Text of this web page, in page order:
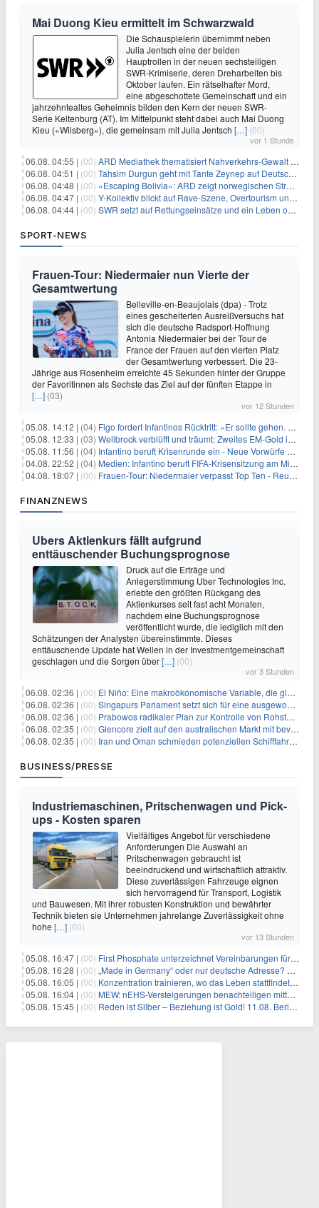
Mai Duong Kieu ermittelt im Schwarzwald
Die Schauspielerin übernimmt neben
Julia Jentsch eine der beiden
Hauptrollen in der neuen sechsteiligen
SWR-Krimiserie, deren Dreharbeiten bis
Oktober laufen. Ein rätselhafter Mord,
eine abgeschottete Gemeinschaft und ein
jahrzehntealtes Geheimnis bilden den Kern der neuen SWR-
Serie Keltenburg (AT). Im Mittelpunkt steht dabei auch Mai Duong
Kieu («Wilsberg»), die gemeinsam mit Julia Jentsch […] (00)
vor 1 Stunde
06.08. 04:55 | (00) ARD Mediathek thematisiert Nahverkehrs-Gewalt und Soldatinnen
06.08. 04:51 | (00) Tahsim Durgun geht mit Tante Zeynep auf Deutschlandreise
06.08. 04:48 | (00) «Escaping Bolivia»: ARD zeigt norwegischen Streaminghit
06.08. 04:47 | (00) Y-Kollektiv blickt auf Rave-Szene, Overtourism und Pokémon-Kult
06.08. 04:44 | (00) SWR setzt auf Rettungseinsätze und ein Leben ohne Smartphone
SPORT-NEWS
Frauen-Tour: Niedermaier nun Vierte der
Gesamtwertung
Belleville-en-Beaujolais (dpa) - Trotz
eines gescheiterten Ausreißversuchs hat
sich die deutsche Radsport-Hoffnung
Antonia Niedermaier bei der Tour de
France der Frauen auf den vierten Platz
der Gesamtwertung verbessert. Die 23-
Jährige aus Rosenheim erreichte 45 Sekunden hinter der Gruppe
der Favoritinnen als Sechste das Ziel auf der fünften Etappe in
[…] (03)
vor 12 Stunden
05.08. 14:12 | (04) Figo fordert Infantinos Rücktritt: «Er sollte gehen. Jetzt»
05.08. 12:33 | (03) Wellbrock verblüfft und träumt: Zweites EM-Gold in Paris
05.08. 11:56 | (04) Infantino beruft Krisenrunde ein - Neue Vorwürfe gegen FIFA
04.08. 22:52 | (04) Medien: Infantino beruft FIFA-Krisensitzung am Mittwoch ein
04.08. 18:07 | (00) Frauen-Tour: Niedermaier verpasst Top Ten - Reusser siegt
FINANZNEWS
Ubers Aktienkurs fällt aufgrund
enttäuschender Buchungsprognose
Druck auf die Erträge und
Anlegerstimmung Uber Technologies Inc.
erlebte den größten Rückgang des
Aktienkurses seit fast acht Monaten,
nachdem eine Buchungsprognose
veröffentlicht wurde, die lediglich mit den
Schätzungen der Analysten übereinstimmte. Dieses
enttäuschende Update hat Wellen in der Investmentgemeinschaft
geschlagen und die Sorgen über[…] (00)
vor 3 Stunden
06.08. 02:36 | (00) El Niño: Eine makroökonomische Variable, die globale Wirtschaftslandschaften umgestaltet
06.08. 02:36 | (00) Singapurs Parlament setzt sich für eine ausgewogene wirtschaftliche Zukunft ein
06.08. 02:36 | (00) Prabowos radikaler Plan zur Kontrolle von Rohstoffexporten steht vor konkurrierenden Visionen
06.08. 02:35 | (00) Glencore zielt auf den australischen Markt mit bevorstehendem Sekundärlisting
06.08. 02:35 | (00) Iran und Oman schmieden potenziellen Schifffahrtsvertrag im Hormuskanal
BUSINESS/PRESSE
Industriemaschinen, Pritschenwagen und Pick-
ups - Kosten sparen
Vielfältiges Angebot für verschiedene
Anforderungen Die Auswahl an
Pritschenwagen gebraucht ist
beeindruckend und wirtschaftlich attraktiv.
Diese zuverlässigen Fahrzeuge eignen
sich hervorragend für Transport, Logistik
und Bauwesen. Mit ihrer robusten Konstruktion und bewährter
Technik bieten sie Unternehmen jahrelange Zuverlässigkeit ohne
hohe […] (00)
vor 13 Stunden
05.08. 16:47 | (00) First Phosphate unterzeichnet Vereinbarungen für nicht zu refundierende Zuwendungen in Höhe von 4,84 Mio. $ von der kanadischen Regierung für Straßeninfrastruktur und Stromübertragungsleitungen
05.08. 16:28 | (00) „Made in Germany“ oder nur deutsche Adresse? So erkennen Sie, wo Ihre Leiterplatten wirklich gefertigt werden
05.08. 16:05 | (00) Konzentration trainieren, wo das Leben stattfindet: Mobile EEG-Technologie bringt Neurofeedback in den Alltag
05.08. 16:04 | (00) MEW: nEHS-Versteigerungen benachteiligen mittelständische Unternehmen
05.08. 15:45 | (00) Reden ist Silber – Beziehung ist Gold! 11.08. Berlin – 18:30 Uhr